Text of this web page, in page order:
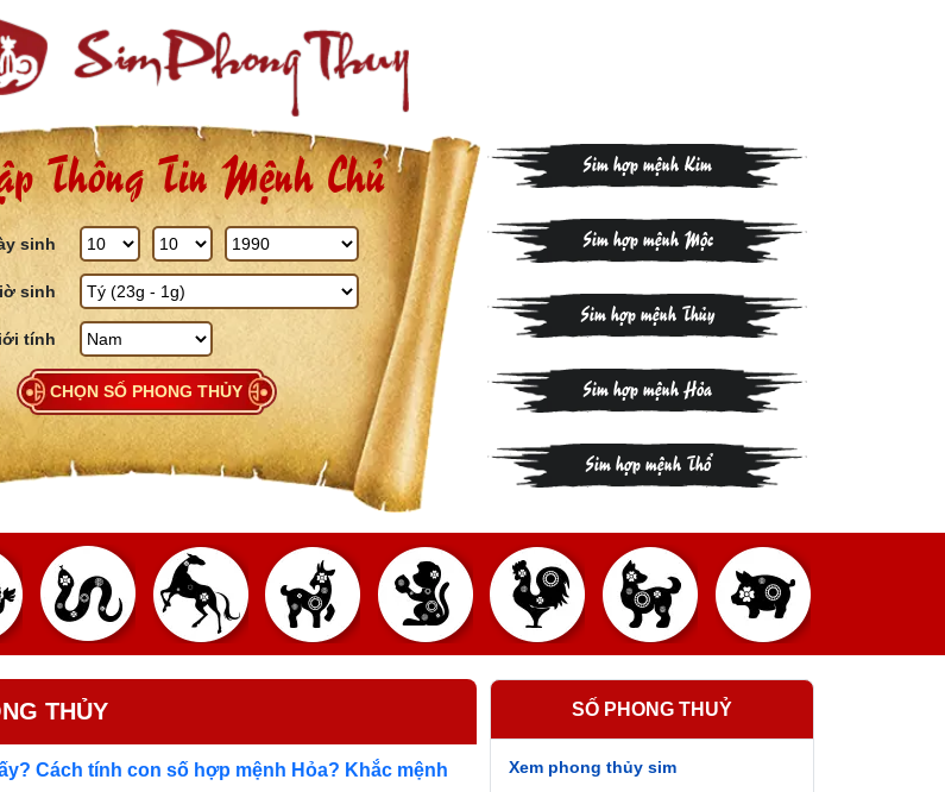
Thông Tin Mệnh Chủ
sinh
sinh
tính
CHỌN SỐ PHONG THỦY
Sim hợp mệnh Kim
Sim hợp mệnh Mộc
Sim hợp mệnh Thủy
Sim hợp mệnh Hỏa
Sim hợp mệnh Thổ
THỦY
Cách tính con số hợp mệnh Hỏa? Khắc mệnh
SỐ PHONG THUỶ
Xem phong thủy sim